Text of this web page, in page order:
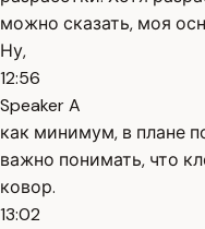
можно сказать, моя
Ну,
12:56
Speaker A
как минимум, в плане
важно понимать, что
ковор.
13:02